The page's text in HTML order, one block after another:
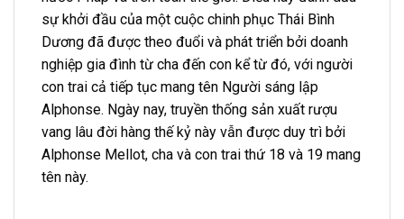
sự khởi đầu của một cuộc chinh phục Thái Bình
Dương đã được theo đuổi và phát triển bởi doanh
nghiệp gia đình từ cha đến con kể từ đó, với người
con trai cả tiếp tục mang tên Người sáng lập
Alphonse. Ngày nay, truyền thống sản xuất rượu
vang lâu đời hàng thế kỷ này vẫn được duy trì bởi
Alphonse Mellot, cha và con trai thứ 18 và 19 mang
tên này.